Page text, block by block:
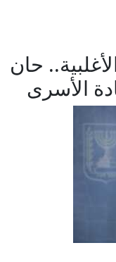
حان
الأسرى